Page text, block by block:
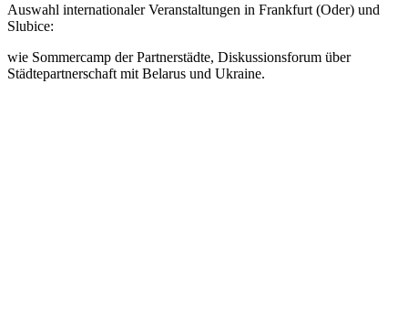
Auswahl internationaler Veranstaltungen in Frankfurt (Oder) und
Slubice:
wie Sommercamp der Partnerstädte, Diskussionsforum über
Städtepartnerschaft mit Belarus und Ukraine.